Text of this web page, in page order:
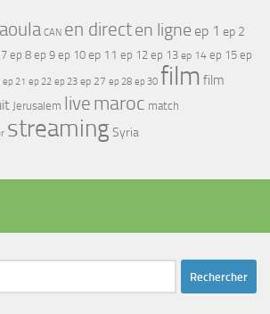
CAN en directen ligne ep 1 ep 2
ep 8 ep 9 ep 10 ep 11 ep 12 ep 13 ep 14 ep 15 ep
ep 21 ep 22 ep 23 ep 27 ep 28 ep 30 film film
Jerusalem live maroc match
streamingSyria